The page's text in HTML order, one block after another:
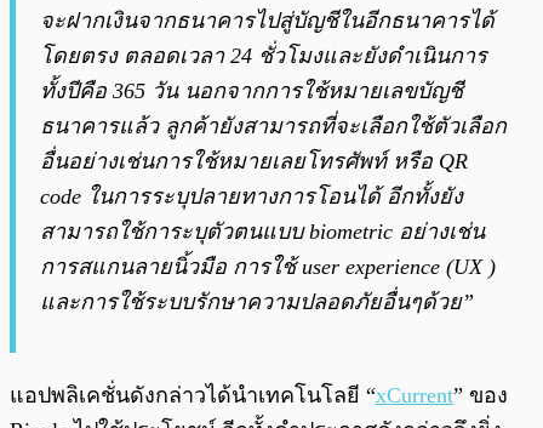
จะฝากเงินจากธนาคารไปสู่บัญชีในอีกธนาคารได้
โดยตรง ตลอดเวลา 24 ชั่วโมงและยังดำเนินการ
ทั้งปีคือ 365 วัน นอกจากการใช้หมายเลขบัญชี
ธนาคารแล้ว ลูกค้ายังสามารถที่จะเลือกใช้ตัวเลือก
อื่นอย่างเช่นการใช้หมายเลยโทรศัพท์ หรือ QR
code ในการระบุปลายทางการโอนได้ อีกทั้งยัง
สามารถใช้การะบุตัวตนแบบ biometric อย่างเช่น
การสแกนลายนิ้วมือ การใช้ user experience (UX )
และการใช้ระบบรักษาความปลอดภัยอื่นๆด้วย”
แอปพลิเคชั่นดังกล่าวได้นำเทคโนโลยี “xCurrent” ของ